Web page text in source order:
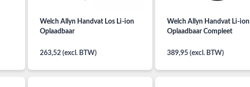
Welch Allyn Handvat Los Li-ion
Oplaadbaar
263,52 (excl. BTW)
Welch Allyn Handvat Li-ion
Oplaadbaar Compleet
389,95 (excl. BTW)